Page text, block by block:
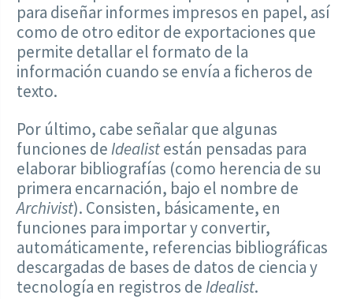
para diseñar informes impresos en papel, así
como de otro editor de exportaciones que
permite detallar el formato de la
información cuando se envía a ficheros de
texto.
Por último, cabe señalar que algunas
funciones deIdealistestán pensadas para
elaborar bibliografías (como herencia de su
primera encarnación, bajo el nombre de
Archivist). Consisten, básicamente, en
funciones para importar y convertir,
automáticamente, referencias bibliográficas
descargadas de bases de datos de ciencia y
tecnología en registros deIdealist.